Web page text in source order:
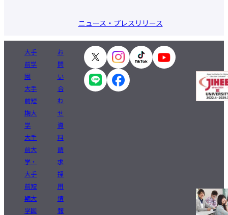
ニュース・プレスリリース
大手
前学
園
大手
前短
期大
学
大手
前大
学・
大手
前短
期大
学図
お
問
い
合
わ
せ
資
料
請
求
採
用
情
報